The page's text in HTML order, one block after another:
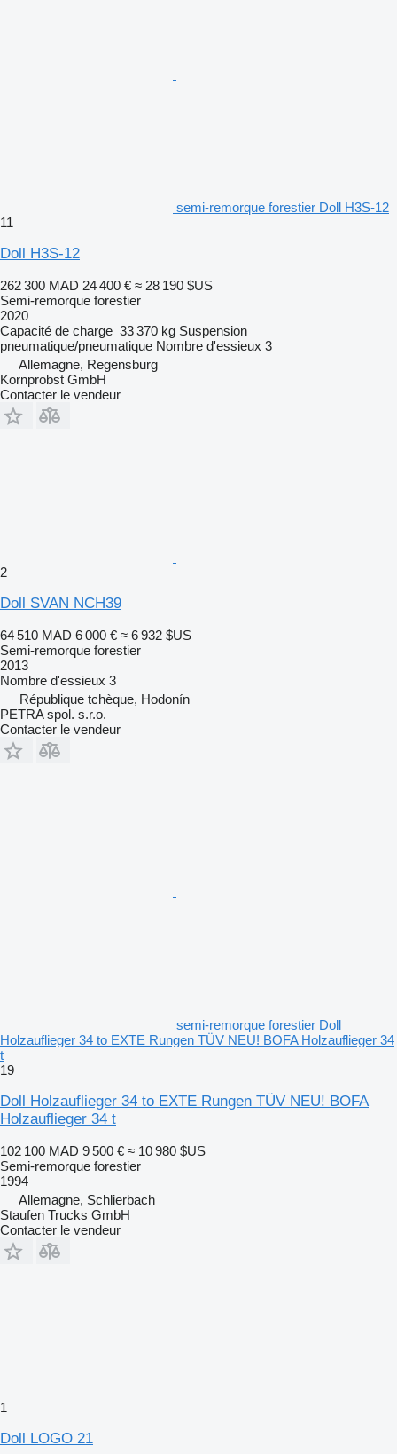
semi-remorque forestier Doll H3S-12
11
Doll H3S-12
262 300 MAD 24 400 € ≈ 28 190 $US
Semi-remorque forestier
2020
Capacité de charge 33 370 kg Suspension
pneumatique/pneumatique Nombre d'essieux 3
Allemagne, Regensburg
Kornprobst GmbH
Contacter le vendeur
2
Doll SVAN NCH39
64 510 MAD 6 000 € ≈ 6 932 $US
Semi-remorque forestier
2013
Nombre d'essieux 3
République tchèque, Hodonín
PETRA spol. s.r.o.
Contacter le vendeur
semi-remorque forestier Doll
Holzauflieger 34 to EXTE Rungen TÜV NEU! BOFA Holzauflieger 34
t
19
Doll Holzauflieger 34 to EXTE Rungen TÜV NEU! BOFA
Holzauflieger 34 t
102 100 MAD 9 500 € ≈ 10 980 $US
Semi-remorque forestier
1994
Allemagne, Schlierbach
Staufen Trucks GmbH
Contacter le vendeur
1
Doll LOGO 21